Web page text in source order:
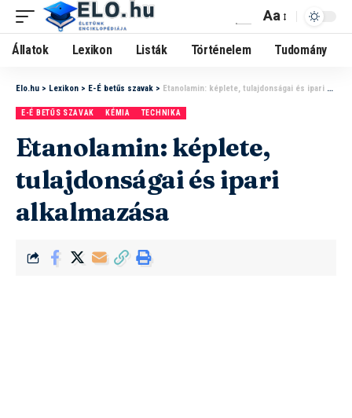
Aa
Állatok Lexikon Listák Történelem Tudomány
Elo.hu > Lexikon > E-É betűs szavak > Etanolamin: képlete, tulajdonságai és ipari alkalmazása
E-É BETŰS SZAVAK KÉMIA TECHNIKA
Etanolamin: képlete,
tulajdonságai és ipari
alkalmazása